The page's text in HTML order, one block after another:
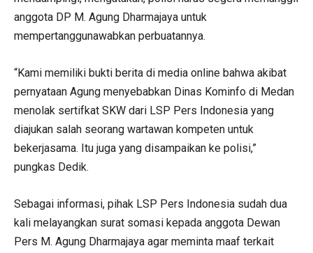
anggota DP M. Agung Dharmajaya untuk
mempertanggunawabkan perbuatannya.
“Kami memiliki bukti berita di media online bahwa akibat
pernyataan Agung menyebabkan Dinas Kominfo di Medan
menolak sertifkat SKW dari LSP Pers Indonesia yang
diajukan salah seorang wartawan kompeten untuk
bekerjasama. Itu juga yang disampaikan ke polisi,”
pungkas Dedik.
Sebagai informasi, pihak LSP Pers Indonesia sudah dua
kali melayangkan surat somasi kepada anggota Dewan
Pers M. Agung Dharmajaya agar meminta maaf terkait